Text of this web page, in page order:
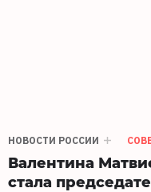
НОВОСТИ РОССИИ
Валентина
стала